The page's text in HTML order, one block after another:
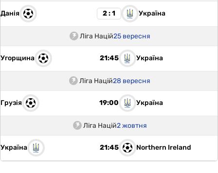
Данія 2 : 1 Україна
Ліга Націй25 вересня
Угорщина 21:45 Україна
Ліга Націй28 вересня
Грузія 19:00 Україна
Ліга Націй2 жовтня
Україна 21:45 Northern Ireland